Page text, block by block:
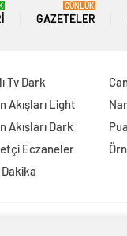
GAZETELER
GÜNLÜK
Tv Dark
Akışları Light
Akışları Dark
Eczaneler